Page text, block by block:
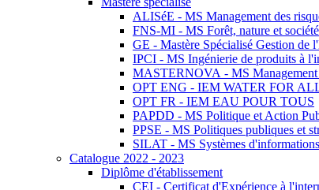
ALISéE - MS Management des
FNS-MI - MS Forêt, nature et
GE - Mastère Spécialisé Gestion de
IPCI - MS Ingénierie de produits à
MASTERNOVA - MS Management
OPT ENG - IEM WATER FOR
OPT FR - IEM EAU POUR TOUS
PAPDD - MS Politique et Action
PPSE - MS Politiques publiques et
SILAT - MS Systèmes
Catalogue 2022 - 2023
Diplôme d'établissement
CEI - Certificat d'Expérience à